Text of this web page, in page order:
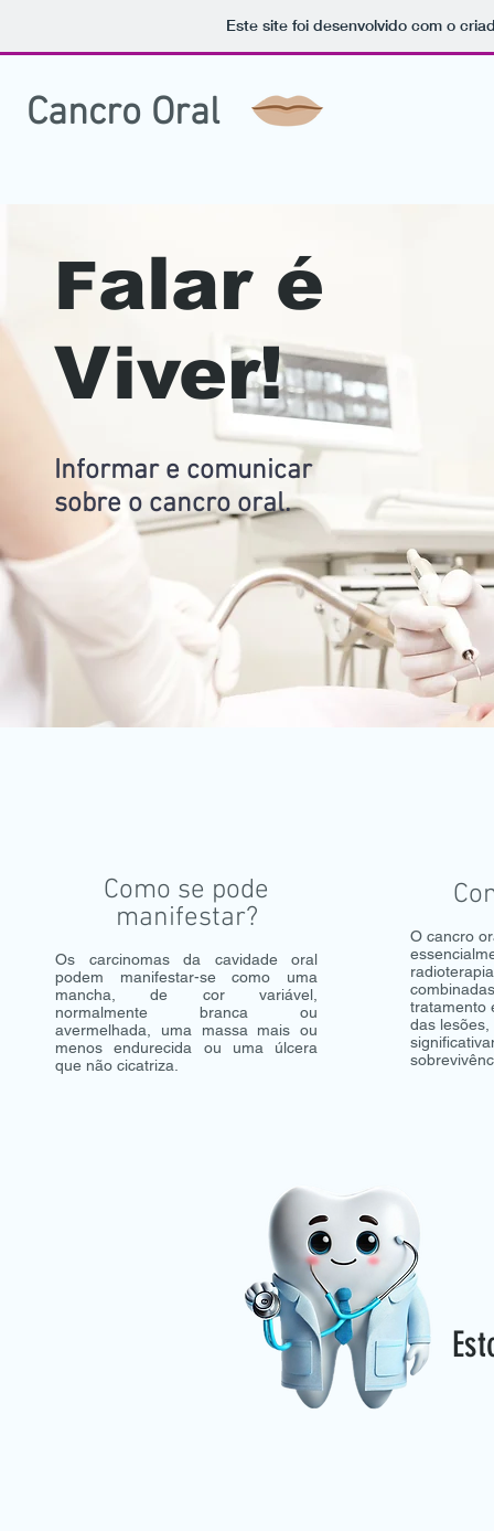
Este site foi desenvolvido com o
Cancro Oral
Falar é
Viver!
Informar e comunicar
sobre o cancro oral.
Como se pode
manifestar?
Os carcinomas da cavidade oral
podem manifestar-se como uma
mancha, de cor variável,
normalmente branca ou
avermelhada, uma massa mais ou
menos endurecida ou uma úlcera
que não cicatriza.
O cancro
tratamento
das